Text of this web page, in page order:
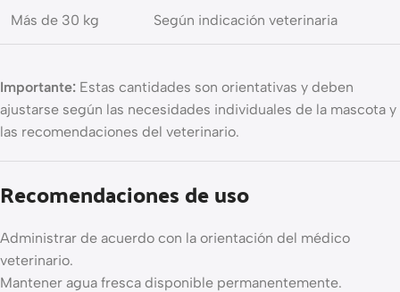
Más de 30 kg Según indicación veterinaria
Importante: Estas cantidades son orientativas y deben
ajustarse según las necesidades individuales de la mascota y
las recomendaciones del veterinario.
Recomendaciones de uso
Administrar de acuerdo con la orientación del médico
veterinario.
Mantener agua fresca disponible permanentemente.